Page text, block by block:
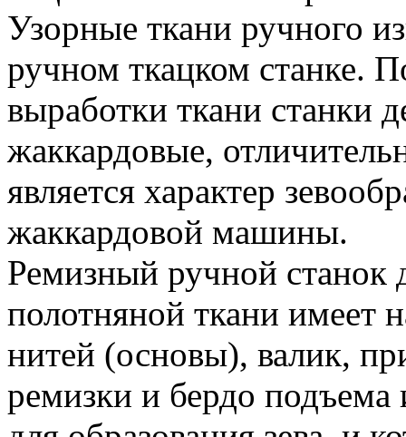
Узорные ткани ручного
ручном ткацком станке.
выработки ткани станки
жаккардовые,
является характер
жаккардовой машины.
Ремизный ручной станок
полотняной ткани имеет
нитей (основы), валик,
ремизки и бердо подъема